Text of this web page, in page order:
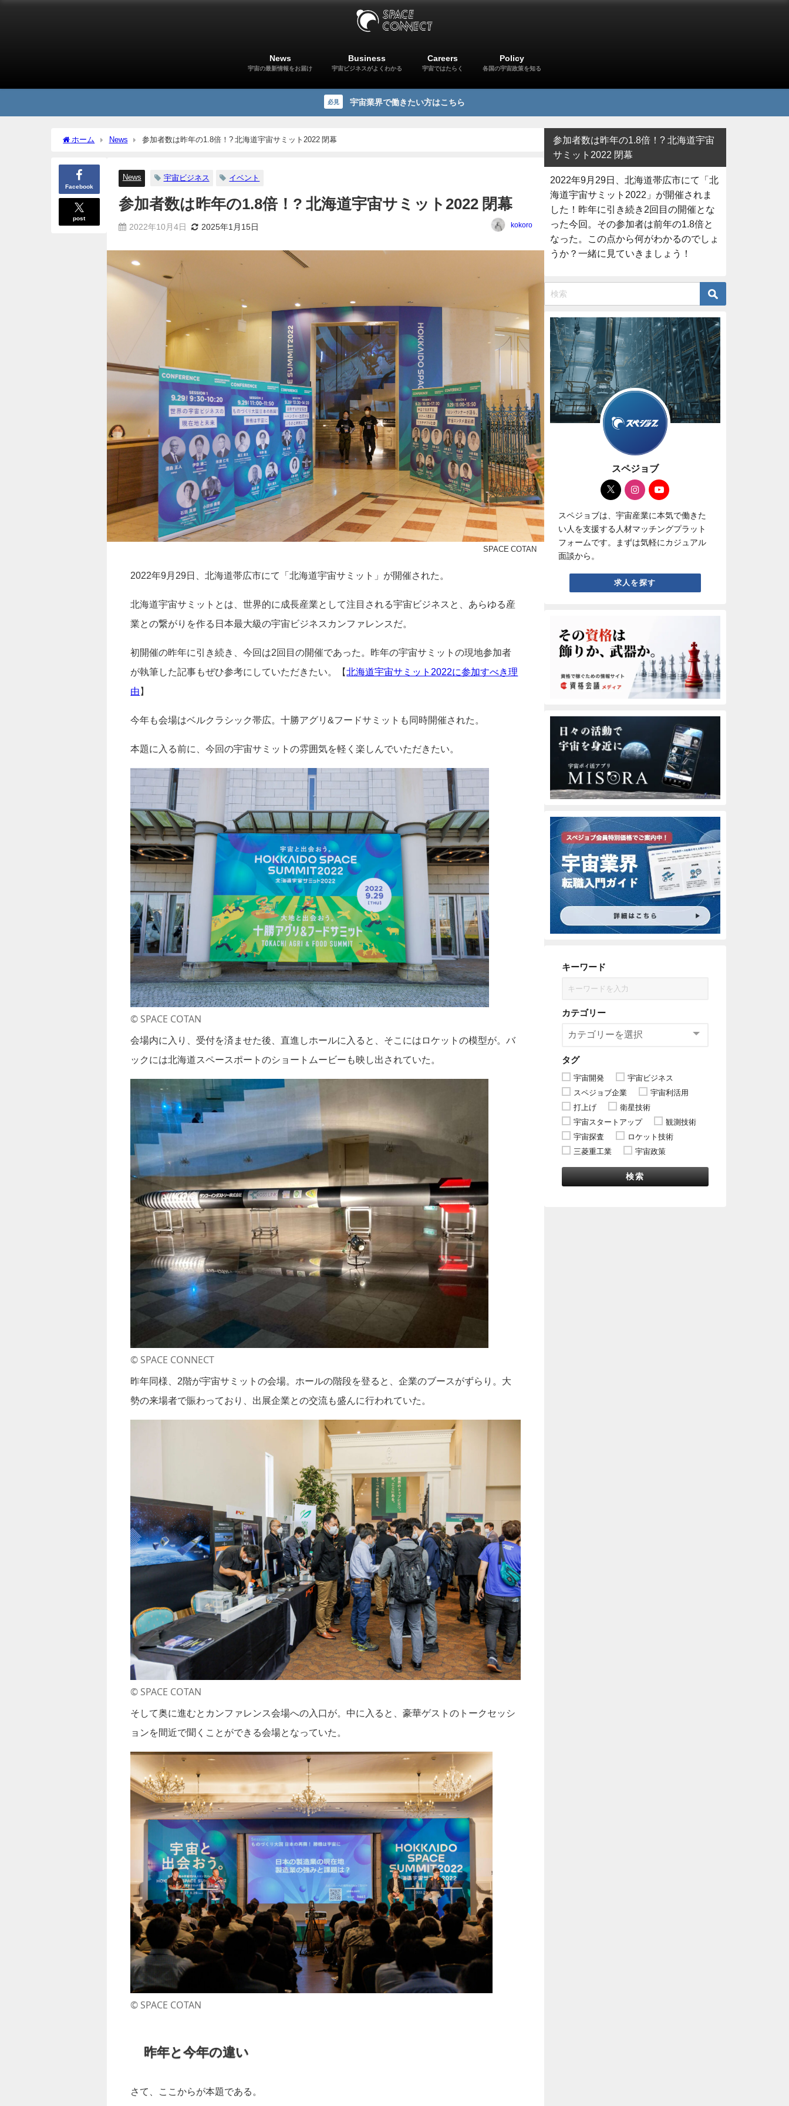
News
宇宙の最新情報をお届け
Business
宇宙ビジネスがよくわかる
Careers
宇宙ではたらく
Policy
各国の宇宙政策を知る
必見 宇宙業界で働きたい方はこちら
ホーム News 参加者数は昨年の1.8倍！? 北海道宇宙サミット2022 閉幕
Facebook
post
News 宇宙ビジネス イベント
参加者数は昨年の1.8倍！? 北海道宇宙サミット2022 閉幕
2022年10月4日 2025年1月15日 kokoro
© SPACE COTAN
2022年9月29日、北海道帯広市にて「北海道宇宙サミット」が開催された。
北海道宇宙サミットとは、世界的に成長産業として注目される宇宙ビジネスと、あらゆる産
業との繋がりを作る日本最大級の宇宙ビジネスカンファレンスだ。
初開催の昨年に引き続き、今回は2回目の開催であった。昨年の宇宙サミットの現地参加者
が執筆した記事もぜひ参考にしていただきたい。【北海道宇宙サミット2022に参加すべき理
由 】
今年も会場はベルクラシック帯広。十勝アグリ&フードサミットも同時開催された。
本題に入る前に、今回の宇宙サミットの雰囲気を軽く楽しんでいただきたい。
©︎ SPACE COTAN
会場内に入り、受付を済ませた後、直進しホールに入ると、そこにはロケットの模型が。バ
ックには北海道スペースポートのショートムービーも映し出されていた。
©︎ SPACE CONNECT
昨年同様、2階が宇宙サミットの会場。ホールの階段を登ると、企業のブースがずらり。大
勢の来場者で賑わっており、出展企業との交流も盛んに行われていた。
©︎ SPACE COTAN
そして奥に進むとカンファレンス会場への入口が。中に入ると、豪華ゲストのトークセッシ
ョンを間近で聞くことができる会場となっていた。
©︎ SPACE COTAN
昨年と今年の違い
さて、ここからが本題である。
参加者数は昨年の1.8倍！? 北海道宇宙
サミット2022 閉幕
2022年9月29日、北海道帯広市にて「北
海道宇宙サミット2022」が開催されま
した！昨年に引き続き2回目の開催とな
った今回。その参加者は前年の1.8倍と
なった。この点から何がわかるのでしょ
うか？一緒に見ていきましょう！
スペジョブ
スペジョブは、宇宙産業に本気で働きた
い人を支援する人材マッチングプラット
フォームです。まずは気軽にカジュアル
面談から。
求人を探す
キーワード
カテゴリー
タグ
宇宙開発
宇宙ビジネス
スペジョブ企業
宇宙利活用
打上げ
衛星技術
宇宙スタートアップ
観測技術
宇宙探査
ロケット技術
三菱重工業
宇宙政策
検索